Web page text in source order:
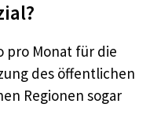
pro Monat für die
des öffentlichen
Regionen sogar